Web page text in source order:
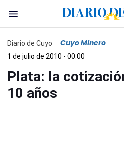
Diario de Cuyo Cuyo Minero
1 de julio de 2010 - 00:00
Plata: la
10 años